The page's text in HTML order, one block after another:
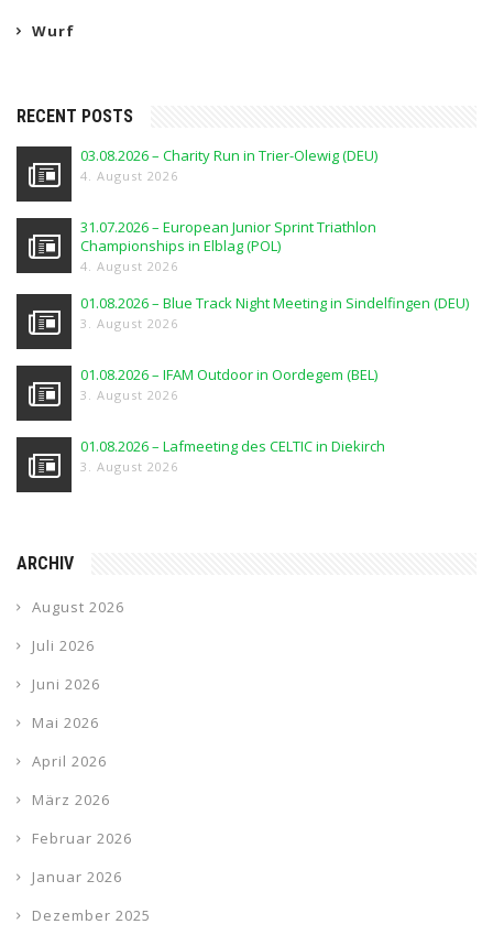
Wurf
RECENT POSTS
03.08.2026 – Charity Run in Trier-Olewig (DEU)
4. August 2026
31.07.2026 – European Junior Sprint Triathlon
Championships in Elblag (POL)
4. August 2026
01.08.2026 – Blue Track Night Meeting in Sindelfingen (DEU)
3. August 2026
01.08.2026 – IFAM Outdoor in Oordegem (BEL)
3. August 2026
01.08.2026 – Lafmeeting des CELTIC in Diekirch
3. August 2026
ARCHIV
August 2026
Juli 2026
Juni 2026
Mai 2026
April 2026
März 2026
Februar 2026
Januar 2026
Dezember 2025